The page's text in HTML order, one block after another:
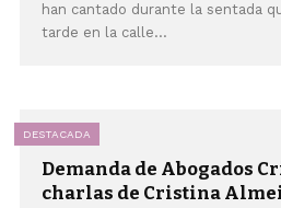
han cantado durante la sentada
tarde en la calle...
DESTACADA
Demanda de Abogados
charlas de Cristina